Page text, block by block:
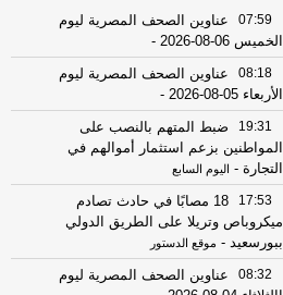
07:59
عناوين الصحف المصرية ليوم
الخميس 06-08-2026
-
08:18
عناوين الصحف المصرية ليوم
الأربعاء 05-08-2026
-
19:31
ضبط المتهم بالنصب على
المواطنين بزعم استثمار أموالهم في
التجارة - اليوم السابع
17:53
18 مصابًا في حادث تصادم
ميكروباص وتريلا على الطريق الدولي
ببورسعيد - موقع الدستور
08:32
عناوين الصحف المصرية ليوم